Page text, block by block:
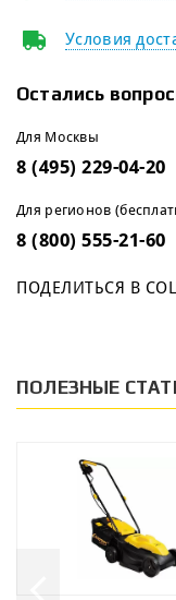
Условия
Остались
Для Москвы
8 (495) 229-04-20
Для регионов
8 (800) 555-21-60
ПОДЕЛИТЬСЯ В
ПОЛЕЗНЫЕ